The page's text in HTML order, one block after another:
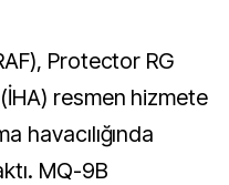
(İHA) resmen hizmete
havacılığında
MQ-9B